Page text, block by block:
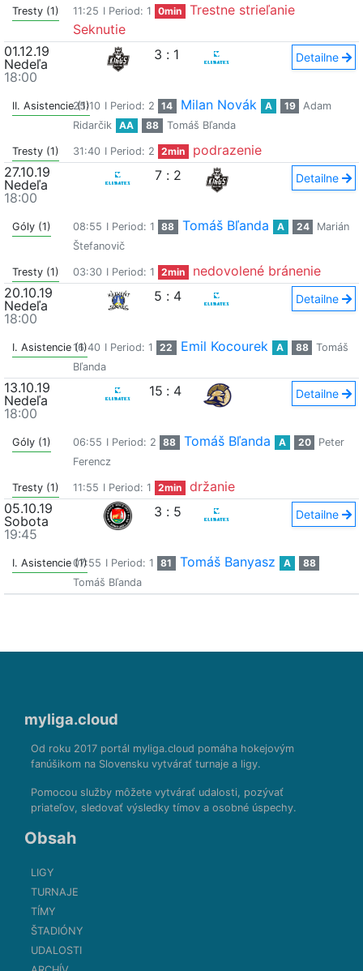
Tresty (1) 11:25 I Period: 1 0min
Trestne strieľanie
Seknutie
01.12.19
Nedeľa
18:00
3 : 1 Detailne
II. Asistencie (1)
25:10 I Period: 2 14 Milan Novák A 19
Adam
Ridarčik
AA 88 Tomáš Bľanda
Tresty (1) 31:40 I Period: 2 2min
podrazenie
27.10.19
Nedeľa
18:00
7 : 2 Detailne
Góly (1) 08:55 I Period: 1 88 Tomáš Bľanda A 24
Marián
Štefanovič
Tresty (1) 03:30 I Period: 1 2min
nedovolené bránenie
20.10.19
Nedeľa
18:00
5 : 4 Detailne
I. Asistencie (1)16:40 I Period: 1 22 Emil Kocourek A 88
Tomáš
Bľanda
13.10.19
Nedeľa
18:00
15 : 4 Detailne
Góly (1) 06:55 I Period: 2 88 Tomáš Bľanda A 20
Peter
Ferencz
Tresty (1) 11:55 I Period: 1 2min
držanie
05.10.19
Sobota
19:45
3 : 5 Detailne
I. Asistencie (1)07:55 I Period: 1 81 Tomáš Banyasz A
88
Tomáš Bľanda
myliga.cloud
Od roku 2017 portál myliga.cloud pomáha hokejovým
fanúšikom na Slovensku vytvárať turnaje a ligy.
Pomocou služby môžete vytvárať udalosti, pozývať
priateľov, sledovať výsledky tímov a osobné úspechy.
Obsah
LIGY
TURNAJE
TÍMY
ŠTADIÓNY
UDALOSTI